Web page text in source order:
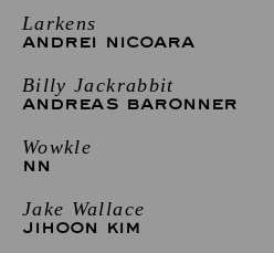
Larkens
ANDREI NICOARA
Billy Jackrabbit
ANDREAS BARONNER
Wowkle
NN
Jake Wallace
JIHOON KIM